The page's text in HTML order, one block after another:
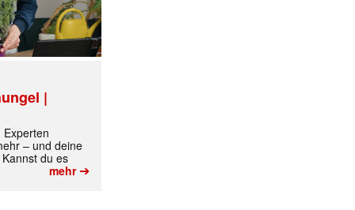
|
Experten
– und deine
du es
mehr➔